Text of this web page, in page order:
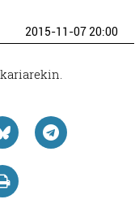
2015-11-07 20:00